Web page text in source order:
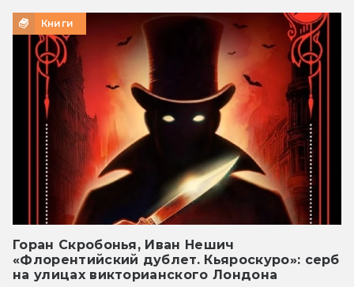
Книги
Горан Скробонья, Иван Нешич
«Флорентийский дублет. Кьяроскуро»: серб
на улицах викторианского Лондона